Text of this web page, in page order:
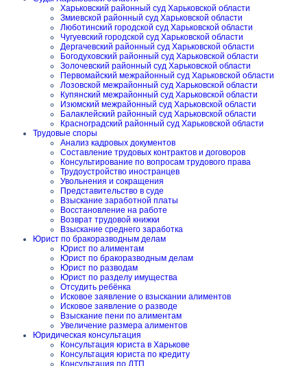
Харьковский районный суд Харьковской области
Змиевской районный суд Харьковской области
Люботинский городской суд Харьковской области
Чугуевский городской суд Харьковской области
Дергачевский районный суд Харьковской области
Богодуховский районный суд Харьковской области
Золочевский районный суд Харьковской области
Первомайский межрайонный суд Харьковской области
Лозовской межрайонный суд Харьковской области
Купянский межрайонный суд Харьковской области
Изюмский межрайонный суд Харьковской области
Балаклейский районный суд Харьковской области
Красноградский районный суд Харьковской области
Трудовые споры
Анализ кадровых документов
Составление трудовых контрактов и договоров
Консультирование по вопросам трудового права
Трудоустройство иностранцев
Увольнения и сокращения
Представительство в суде
Взыскание заработной платы
Восстановление на работе
Возврат трудовой книжки
Взыскание среднего заработка
Юрист по бракоразводным делам
Юрист по алиментам
Юрист по бракоразводным делам
Юрист по разводам
Юрист по разделу имущества
Отсудить ребёнка
Исковое заявление о взыскании алиментов
Исковое заявление о разводе
Взыскание пени по алиментам
Увеличение размера алиментов
Юридическая консультация
Консультация юриста в Харькове
Консультация юриста по кредиту
Консультация по ДТП